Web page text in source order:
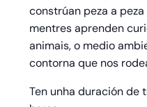
constrúan peza a
mentres aprenden
animais, o medio
contorna que nos
Ten unha duración de